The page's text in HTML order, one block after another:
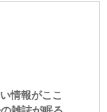
情報がここ